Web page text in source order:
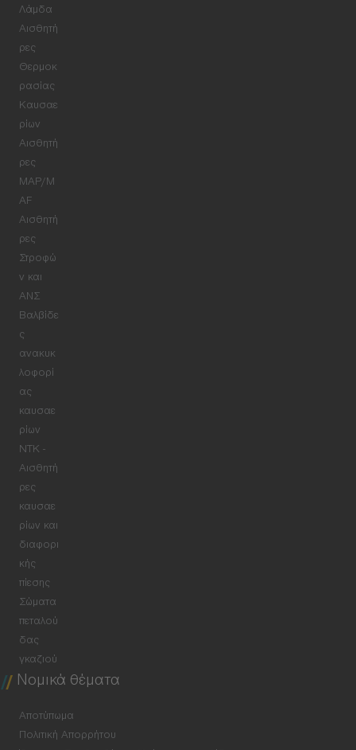
Λάμδα
Αισθητή
ρες
Θερμοκ
ρασίας
Καυσαε
ρίων
Αισθητή
ρες
MAP/M
AF
Αισθητή
ρες
Στροφώ
ν και
ΑΝΣ
Βαλβίδε
ς
ανακυκ
λοφορί
ας
καυσαε
ρίων
NTK -
Αισθητή
ρες
καυσαε
ρίων και
διαφορι
κής
πίεσης
Σώματα
πεταλού
δας
γκαζιού
Νομικά θέματα
Αποτύπωμα
Πολιτική Απορρήτου